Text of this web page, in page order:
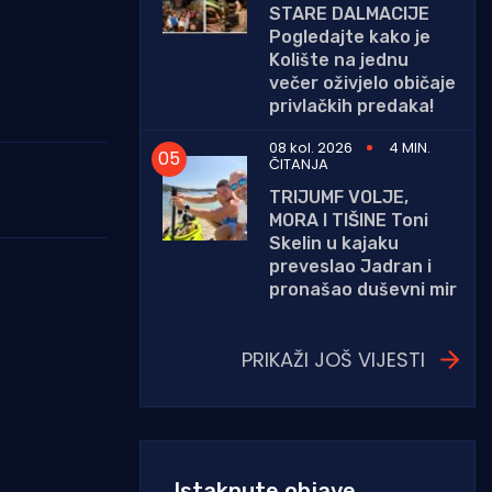
STARE DALMACIJE
Pogledajte kako je
Kolište na jednu
večer oživjelo običaje
privlačkih predaka!
08 kol. 2026
4 MIN.
ČITANJA
TRIJUMF VOLJE,
MORA I TIŠINE Toni
Skelin u kajaku
preveslao Jadran i
pronašao duševni mir
PRIKAŽI JOŠ VIJESTI